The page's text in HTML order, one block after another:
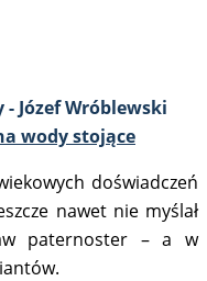
wody stojące
doświadczeń
nawet nie myślał
paternoster – a w